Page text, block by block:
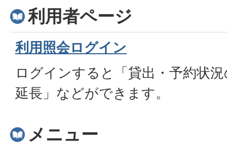
利用者ページ
利用照会ログイン
ログインすると「貸出・予約状
延長」などができます。
メニュー